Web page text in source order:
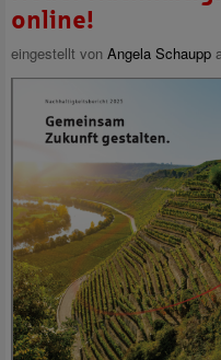
online!
eingestellt von Angela Schaupp